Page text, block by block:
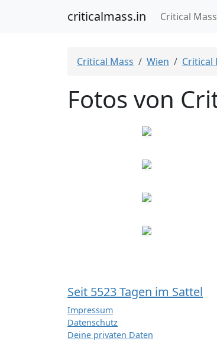
criticalmass.in Critical Mass
Critical Mass Wien Critical
Fotos von
Seit 5523 Tagen im Sattel
Impressum
Datenschutz
Deine privaten Daten